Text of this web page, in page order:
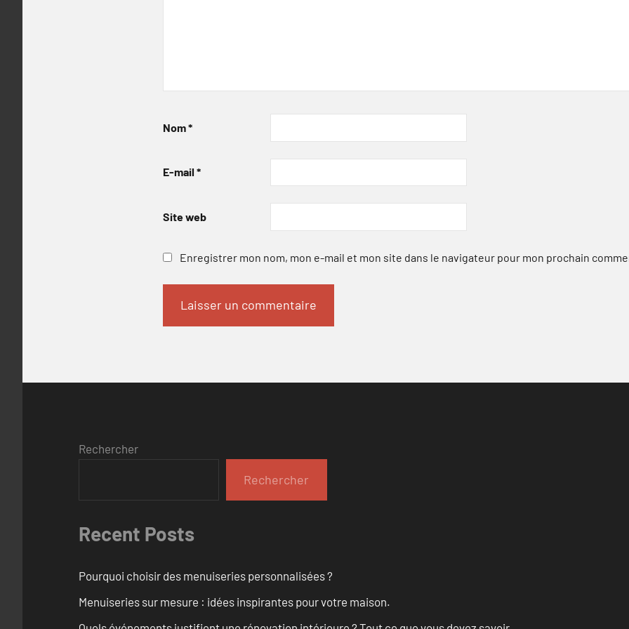
Nom*
E-mail *
Site web
Enregistrer mon nom, mon e-mail et mon site dans le navigateur pour mon prochain
Rechercher
Rechercher
Recent Posts
Pourquoi choisir des menuiseries personnalisées ?
Menuiseries sur mesure : idées inspirantes pour votre maison.